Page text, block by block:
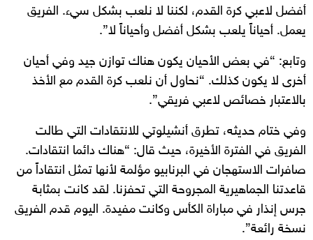
أفضل لاعبي كرة القدم، لكننا لا نلعب بشكل سيء. الفريق
يعمل. أحياناً يلعب بشكل أفضل وأحياناً لا”.
وتابع: “في بعض الأحيان يكون هناك توازن جيد وفي أحيان
أخرى لا يكون كذلك. “نحاول أن نلعب كرة القدم مع الأخذ
بالاعتبار خصائص لاعبي فريقي”.
وفي ختام حديثه، تطرق أنشيلوتي للانتقادات التي طالت
الفريق في الفترة الأخيرة، حيث قال: “هناك دائما انتقادات.
صافرات الاستهجان في البرنابيو مؤلمة لأنها تمثل انتقاداً من
قاعدتنا الجماهيرية المجروحة التي تحفزنا. لقد كانت بمثابة
جرس إنذار في مباراة الكأس وكانت مفيدة. اليوم قدم الفريق
نسخة رائعة”.